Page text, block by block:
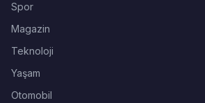
Spor
Magazin
Teknoloji
Yaşam
Otomobil